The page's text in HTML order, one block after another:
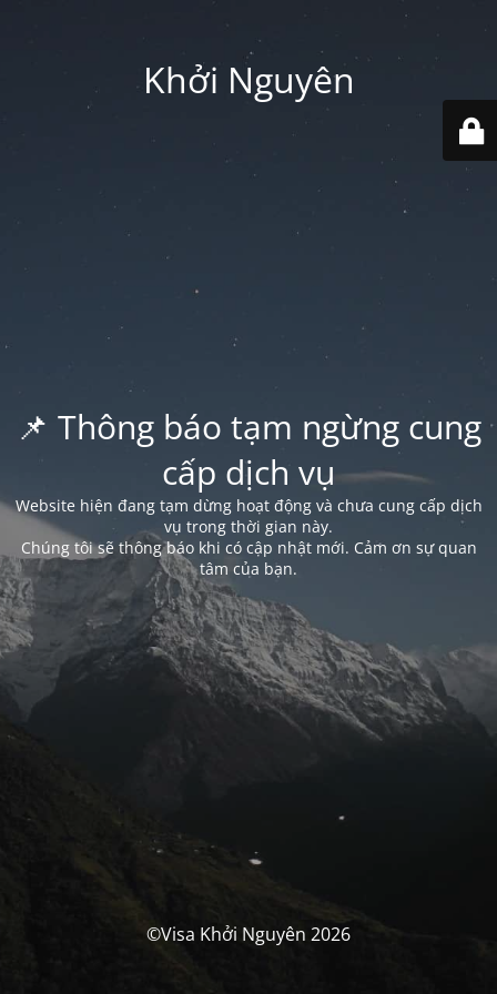
Khởi Nguyên
📌 Thông báo tạm ngừng cung
cấp dịch vụ
Website hiện đang tạm dừng hoạt động và chưa cung cấp dịch
vụ trong thời gian này.
Chúng tôi sẽ thông báo khi có cập nhật mới. Cảm ơn sự quan
tâm của bạn.
©Visa Khởi Nguyên 2026